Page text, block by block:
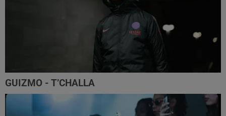
GUIZMO - T’CHALLA